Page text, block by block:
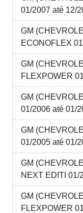
01/2007 até 12/
GM
ECONOFLEX
GM
FLEXPOWER
GM
01/2006 até 01/
GM
01/2005 até 01/
GM
NEXT EDITI 01/
GM
FLEXPOWER